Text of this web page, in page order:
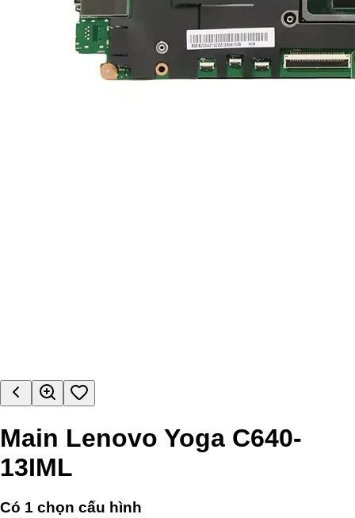
Main Lenovo Yoga C640-
13IML
Có 1 chọn cấu hình